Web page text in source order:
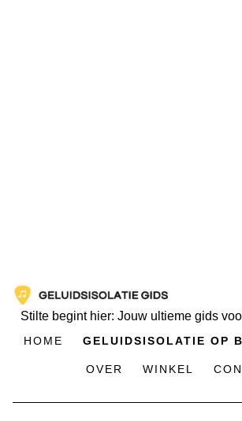
Stilte begint hier: Jouw ultieme gids
HOME GELUIDSISOLATIE OP
OVER WINKEL